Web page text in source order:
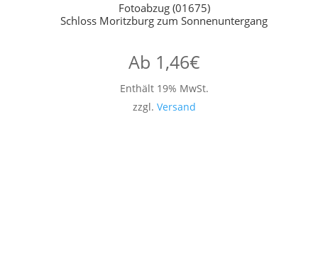
Fotoabzug (01675)
Schloss Moritzburg zum Sonnenuntergang
Ab 1,46€
Enthält 19% MwSt.
zzgl. Versand